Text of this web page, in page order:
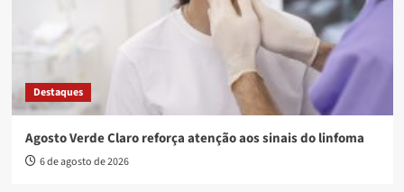
Destaques
Agosto Verde Claro reforça atenção aos sinais do linfoma
6 de agosto de 2026